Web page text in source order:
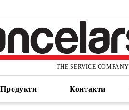
THE SERVICE COMPANY
Продукти Контакти